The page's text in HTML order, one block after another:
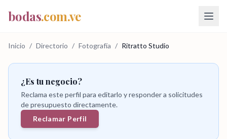
bodas.com.ve
Inicio / Directorio / Fotografía / Ritratto Studio
¿Es tu negocio?
Reclama este perfil para editarlo y responder a solicitudes
de presupuesto directamente.
Reclamar Perfil